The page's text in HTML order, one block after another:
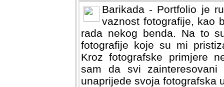
Barikada - Portfolio je
vaznost fotografije, kao
rada nekog benda. Na to
fotografije koje su mi
fotografske primjere
svi zainteresovani
svoja fotografska umijeca.